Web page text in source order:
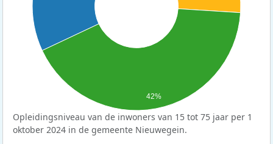
42%
Opleidingsniveau van de inwoners van 15 tot 75 jaar per 1
oktober 2024 in de gemeente Nieuwegein.